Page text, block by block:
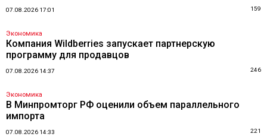
07.08.2026 17:01 159
Экономика
Компания Wildberries запускает партнерскую
программу для продавцов
07.08.2026 14:37 246
Экономика
В Минпромторг РФ оценили объем параллельного
импорта
07.08.2026 14:33 221